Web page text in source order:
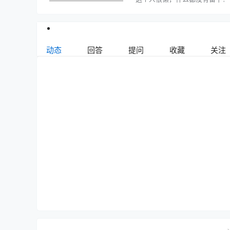
动态 回答 提问 收藏 关注